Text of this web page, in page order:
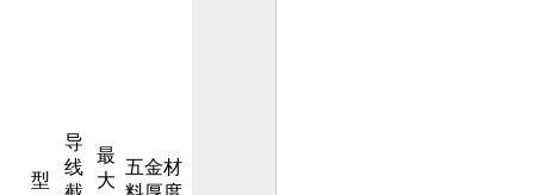
型
导
线
最
大
五金材